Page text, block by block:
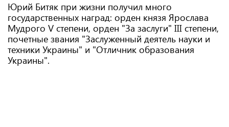
Юрий Битяк при жизни получил много
государственных наград: орден князя Ярослава
Мудрого V степени, орден "За заслуги" ІІІ степени,
почетные звания "Заслуженный деятель науки и
техники Украины" и "Отличник образования
Украины".